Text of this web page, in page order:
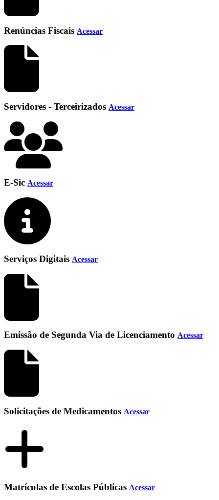
Renúncias Fiscais Acessar
Servidores - Terceirizados Acessar
E-Sic Acessar
Serviços Digitais Acessar
Emissão de Segunda Via de Licenciamento Acessar
Solicitações de Medicamentos Acessar
Matrículas de Escolas Públicas Acessar